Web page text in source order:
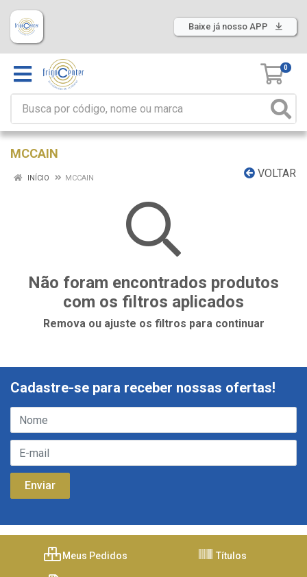
Baixe já nosso APP
0
MCCAIN
VOLTAR
INÍCIO MCCAIN
Não foram encontrados produtos
com os filtros aplicados
Remova ou ajuste os filtros para continuar
Cadastre-se para receber nossas ofertas!
Meus Pedidos Títulos